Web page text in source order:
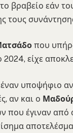
βραβείο εάν
τους
που
2024, είχε
υποψήφιο
αν και ο
που έγιναν από